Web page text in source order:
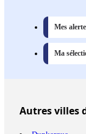
Mes
Ma
Autresvilles